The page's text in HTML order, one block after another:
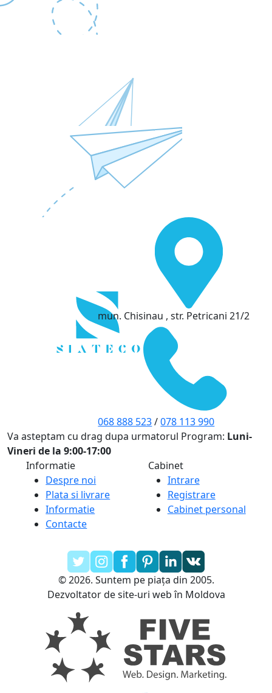
mun. Chisinau , str. Petricani 21/2
068 888 523/078 113 990
Va asteptam cu drag dupa urmatorul Program: Luni-
Vineri de la 9:00-17:00
Informatie
Despre noi
Plata si livrare
Informatie
Contacte
Cabinet
Intrare
Registrare
Cabinet personal
© 2026. Suntem pe piața din 2005.
Dezvoltator de site-uri web în Moldova